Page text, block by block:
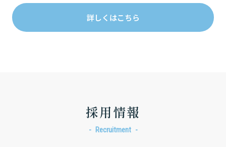
詳しくはこちら
採用情報
Recruitment